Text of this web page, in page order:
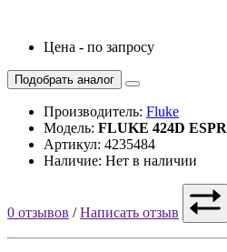
Цена - по запросу
Подобрать аналог
Производитель: Fluke
Модель: FLUKE 424D ESPR
Артикул: 4235484
Наличие: Нет в наличии
0 отзывов /Написать отзыв